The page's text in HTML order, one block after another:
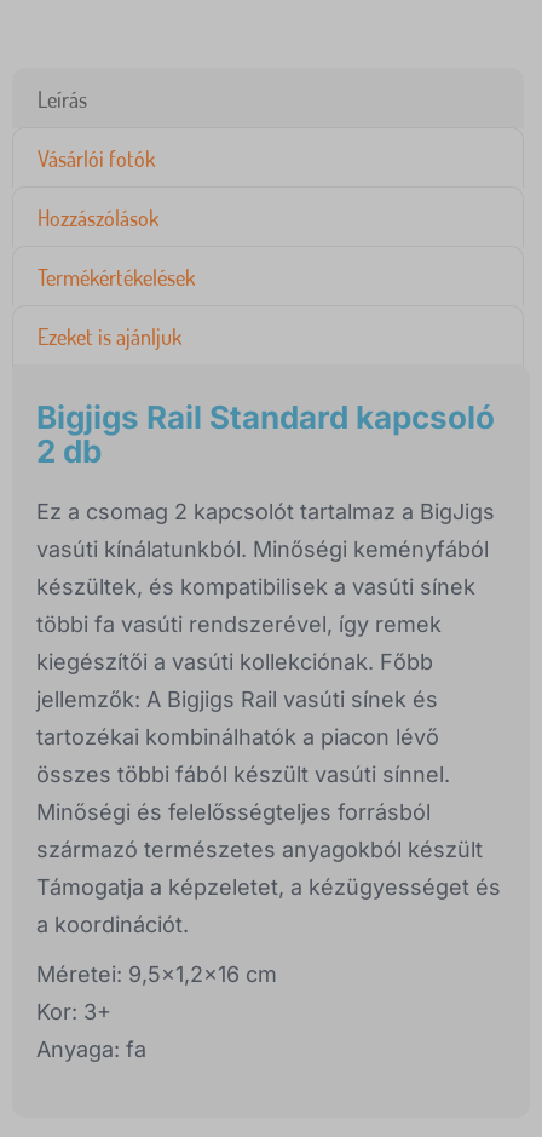
Leírás
Vásárlói fotók
Hozzászólások
Termékértékelések
Ezeket is ajánljuk
Bigjigs Rail Standard kapcsoló
2 db
Ez a csomag 2 kapcsolót tartalmaz a BigJigs
vasúti kínálatunkból. Minőségi keményfából
készültek, és kompatibilisek a vasúti sínek
többi fa vasúti rendszerével, így remek
kiegészítői a vasúti kollekciónak. Főbb
jellemzők: A Bigjigs Rail vasúti sínek és
tartozékai kombinálhatók a piacon lévő
összes többi fából készült vasúti sínnel.
Minőségi és felelősségteljes forrásból
származó természetes anyagokból készült
Támogatja a képzeletet, a kézügyességet és
a koordinációt.
Méretei: 9,5x1,2x16 cm
Kor: 3+
Anyaga: fa